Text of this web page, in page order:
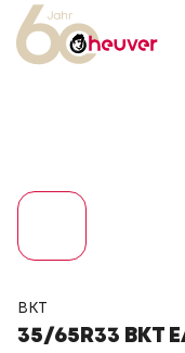
BKT
35/65R33 BKT